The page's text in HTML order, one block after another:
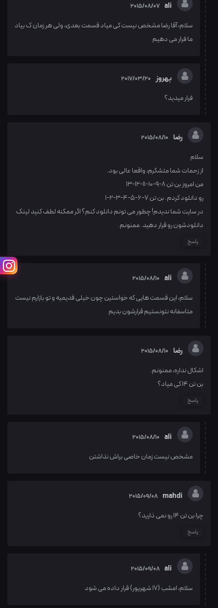
ali
2015/08/07
سلام، آقا رضا مشخص نیست کی میاد قسمت بعدی، ولی هر زمان ک بیاد
ما فرار می دهیم
بهروز 2017/03/20
فرار میدید؟
رضا 2015/08/10
سلام
از زحمات شما متشکرم، واقعا عالی بود.
من امروز بن تن 8-9-10-11-12-13
رو دانلود کردم. بن تن 7-6-5-4-3-2-1
در سایت شما ندیدم! چطور می تونم دانلود کنم؟ اگر ممکنه لطف کنید لینک
دانلودشون رو قرار دهید. ممنونم.
پاسخ
ali
2015/08/10
سلام، این قسمت هایی که خواستین چون خیلی قدیمیه و تو بازارم نیست
متاسفانه نتونستیم قرارشون بدیم
رضا 2015/08/10
اشکال نداره، ممنونم.
بن تن 14 کی میاد؟
پاسخ
ali
2015/08/10
مشخص نیست زمان خاصی براش نذاشتن
mahdi
2015/09/08
چرا بن تن 14 رو نمی ذارید؟
پاسخ
ali
2015/09/08
سلام، امشب (17 شهریور) قرار داده می شود